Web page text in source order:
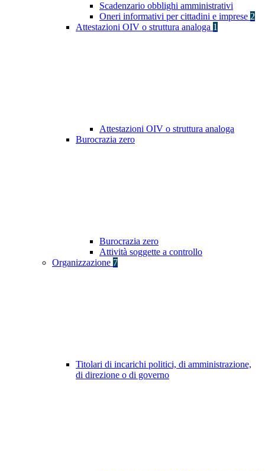
Scadenzario obblighi amministrativi
Oneri informativi per cittadini e imprese 2
Attestazioni OIV o struttura analoga 1
Attestazioni OIV o struttura analoga
Burocrazia zero
Burocrazia zero
Attività soggette a controllo
Organizzazione 7
Titolari di incarichi politici, di amministrazione,
di direzione o di governo